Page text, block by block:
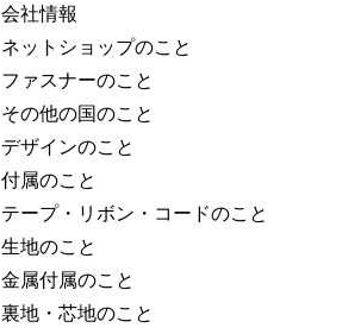
会社情報
ネットショップのこと
ファスナーのこと
その他の国のこと
デザインのこと
付属のこと
テープ・リボン・コードのこと
生地のこと
金属付属のこと
裏地・芯地のこと